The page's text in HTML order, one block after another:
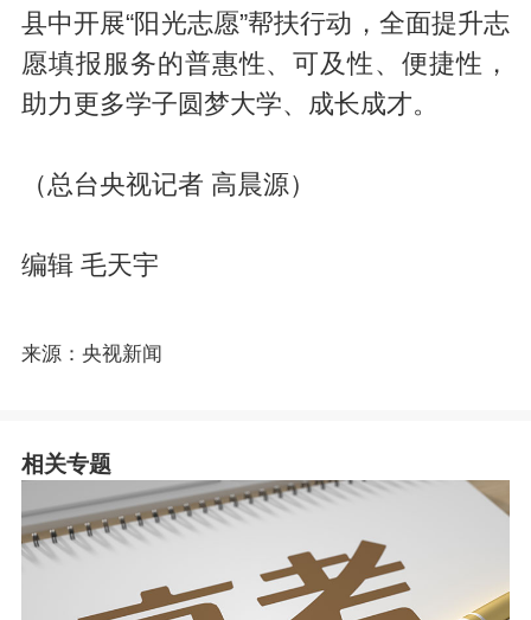
县中开展“阳光志愿”帮扶行动，全面提升志
愿填报服务的普惠性、可及性、便捷性，
助力更多学子圆梦大学、成长成才。
（总台央视记者 高晨源）
编辑 毛天宇
来源：央视新闻
相关专题